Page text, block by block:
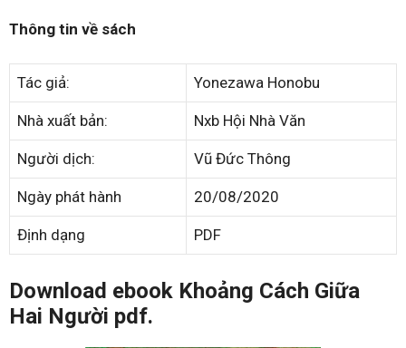
Thông tin về sách
Tác giả: Yonezawa Honobu
Nhà xuất bản: Nxb Hội Nhà Văn
Người dịch: Vũ Đức Thông
Ngày phát hành 20/08/2020
Định dạng PDF
Download ebook Khoảng Cách Giữa
Hai Người pdf.